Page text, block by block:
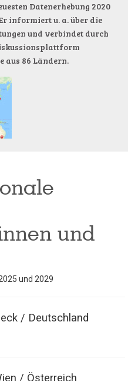
Datenerhebung 2020
informiert u. a. über die
und verbindet durch
aus 86 Ländern.
und
und 2029
/ Deutschland
/ Österreich